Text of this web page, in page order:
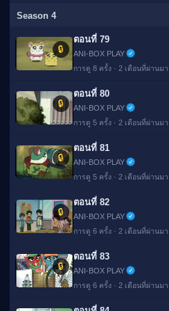
Season 4
🔒
ตอนที่ 79
ANI-BOX PLAY
การดู 8 ครั้ง · 2 เดือนที่ผ่านมา
🔒
ตอนที่ 80
ANI-BOX PLAY
การดู 5 ครั้ง · 2 เดือนที่ผ่านมา
🔒
ตอนที่ 81
ANI-BOX PLAY
การดู 5 ครั้ง · 2 เดือนที่ผ่านมา
🔒
ตอนที่ 82
ANI-BOX PLAY
การดู 6 ครั้ง · 2 เดือนที่ผ่านมา
🔒
ตอนที่ 83
ANI-BOX PLAY
การดู 6 ครั้ง · 2 เดือนที่ผ่านมา